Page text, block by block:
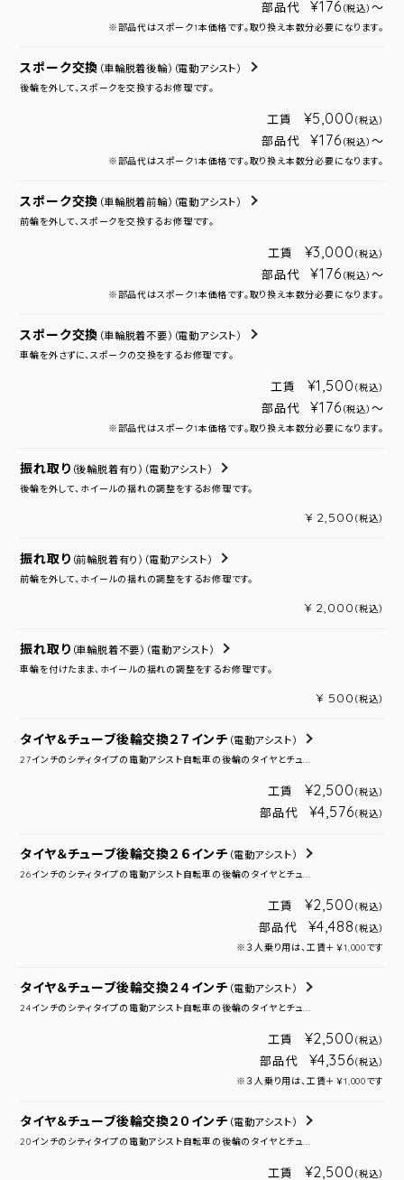
部品代 ¥176 （税込） ～
※部品代はスポーク1本価格です。取り換え本数分必要になります。
スポーク交換 （車輪脱着後輪） （電動アシスト）
後輪を外して、スポークを交換するお修理です。
工賃 ¥5,000 （税込）
部品代 ¥176 （税込） ～
※部品代はスポーク1本価格です。取り換え本数分必要になります。
スポーク交換 （車輪脱着前輪） （電動アシスト）
前輪を外して、スポークを交換するお修理です。
工賃 ¥3,000 （税込）
部品代 ¥176 （税込） ～
※部品代はスポーク1本価格です。取り換え本数分必要になります。
スポーク交換 （車輪脱着不要） （電動アシスト）
車輪を外さずに、スポークの交換をするお修理です。
工賃 ¥1,500 （税込）
部品代 ¥176 （税込） ～
※部品代はスポーク1本価格です。取り換え本数分必要になります。
振れ取り （後輪脱着有り） （電動アシスト）
後輪を外して、ホイールの揺れの調整をするお修理です。
¥ 2,500 （税込）
振れ取り （前輪脱着有り） （電動アシスト）
前輪を外して、ホイールの揺れの調整をするお修理です。
¥ 2,000 （税込）
振れ取り （車輪脱着不要） （電動アシスト）
車輪を付けたまま、ホイールの揺れの調整をするお修理です。
¥ 500 （税込）
タイヤ＆チューブ後輪交換２７インチ （電動アシスト）
27インチのシティタイプの電動アシスト自転車の後輪のタイヤとチュ...
工賃 ¥2,500 （税込）
部品代 ¥4,576（税込）
タイヤ＆チューブ後輪交換２６インチ （電動アシスト）
26インチのシティタイプの電動アシスト自転車の後輪のタイヤとチュ...
工賃 ¥2,500 （税込）
部品代 ¥4,488 （税込）
※３人乗り用は、工賃＋￥1,000です
タイヤ＆チューブ後輪交換２４インチ （電動アシスト）
24インチのシティタイプの電動アシスト自転車の後輪のタイヤとチュ...
工賃 ¥2,500 （税込）
部品代 ¥4,356（税込）
※３人乗り用は、工賃＋￥1,000です
タイヤ＆チューブ後輪交換２０インチ （電動アシスト）
20インチのシティタイプの電動アシスト自転車の後輪のタイヤとチュ...
工賃 ¥2,500 （税込）